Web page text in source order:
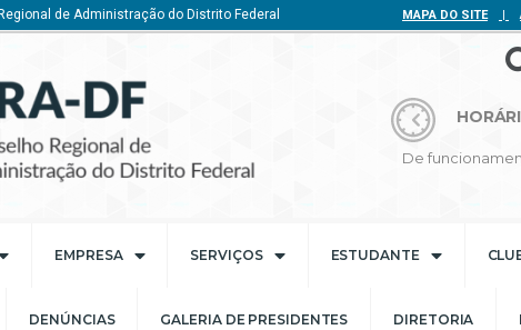
de Administração do Distrito Federal MAPA DO SITE |
De
EMPRESA SERVIÇOS ESTUDANTE
DENÚNCIAS GALERIA DE PRESIDENTES DIRETORIA